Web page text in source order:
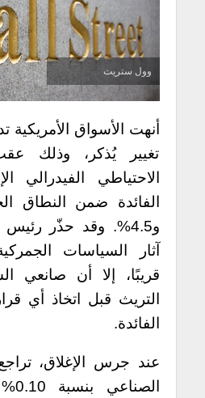
وول ستريت
أنهت الأسواق الأمريكية
تغيير يُذكر، وذلك
الاحتياطي الفيدرالي
و4.5%. وقد حذّر
آثار السياسات
قريبًا، إلا أن صانعي
التريث قبل اتخاذ أي
الفائدة.
عند جرس الإغلاق،